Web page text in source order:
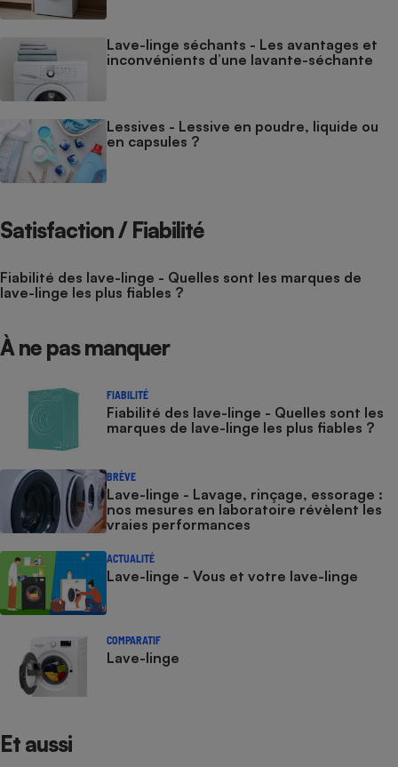
Lave-linge séchants - Les avantages et
inconvénients d’une lavante-séchante
Lessives - Lessive en poudre, liquide ou
en capsules ?
Satisfaction / Fiabilité
Fiabilité des lave-linge - Quelles sont les marques de
lave-linge les plus fiables ?
À ne pas manquer
FIABILITÉ
Fiabilité des lave-linge - Quelles sont les
marques de lave-linge les plus fiables ?
BRÈVE
Lave-linge - Lavage, rinçage, essorage :
nos mesures en laboratoire révèlent les
vraies performances
ACTUALITÉ
Lave-linge - Vous et votre lave-linge
COMPARATIF
Lave-linge
Et aussi